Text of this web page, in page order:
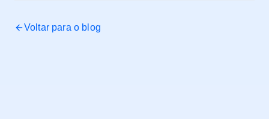
Voltar para o blog